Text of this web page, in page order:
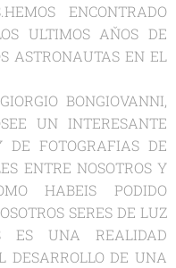
ENCONTRADO
ULTIMOS AŇOS DE
ASTRONAUTAS EN EL
BONGIOVANNI,
UN INTERESANTE
DE FOTOGRAFIAS DE
ENTRE NOSOTROS Y
HABEIS PODIDO
SERES DE LUZ
ES UNA REALIDAD
DESARROLLO DE UNA